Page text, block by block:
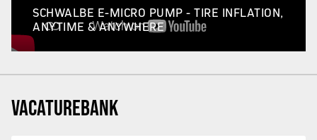
SCHWALBE E-MICRO PUMP - TIRE INFLATION,
ANYTIME & ANYWHERE
VACATUREBANK